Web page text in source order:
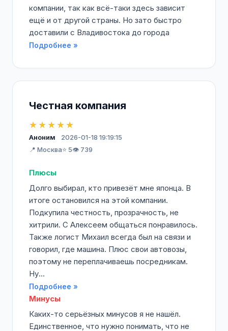
компании, так как всё-таки здесь зависит
ещё и от другой страны. Но зато быстро
доставили с Владивостока до города
Подробнее »
Честная компания
★★★★★
Аноним
2026-01-18 19:19:15
📍 Москва⭐ 5👁️ 739
Плюсы
Долго выбирал, кто привезёт мне японца. В
итоге остановился на этой компании.
Подкупила честность, прозрачность, не
хитрили. С Алексеем общаться понравилось.
Также логист Михаил всегда был на связи и
говорил, где машина. Плюс свои автовозы,
поэтому не переплачиваешь посредникам.
Ну...
Подробнее »
Минусы
Каких-то серьёзных минусов я не нашёл.
Единственное, что нужно понимать, что не